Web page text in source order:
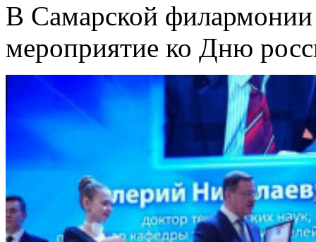
В Самарской филармонии
мероприятие ко Дню